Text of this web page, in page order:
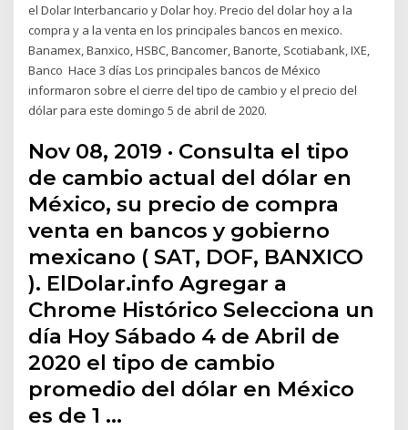
el Dolar Interbancario y Dolar hoy. Precio del dolar hoy a la
compra y a la venta en los principales bancos en mexico.
Banamex, Banxico, HSBC, Bancomer, Banorte, Scotiabank, IXE,
Banco Hace 3 días Los principales bancos de México
informaron sobre el cierre del tipo de cambio y el precio del
dólar para este domingo 5 de abril de 2020.
Nov 08, 2019 · Consulta el tipo
de cambio actual del dólar en
México, su precio de compra
venta en bancos y gobierno
mexicano ( SAT, DOF, BANXICO
). ElDolar.info Agregar a
Chrome Histórico Selecciona un
día Hoy Sábado 4 de Abril de
2020 el tipo de cambio
promedio del dólar en México
es de 1 …